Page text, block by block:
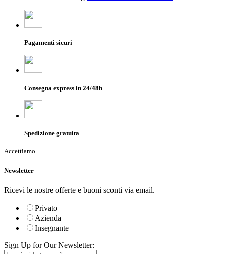
Pagamenti sicuri
Consegna express in 24/48h
Spedizione gratuita
Accettiamo
Newsletter
Ricevi le nostre offerte e buoni sconti via email.
Privato
Azienda
Insegnante
Sign Up for Our Newsletter: